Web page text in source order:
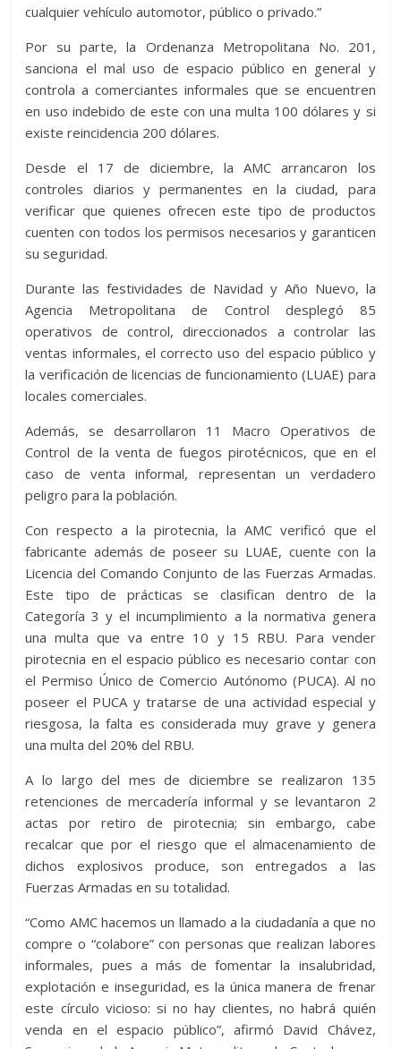
cualquier vehículo automotor, público o privado.”
Por su parte, la Ordenanza Metropolitana No. 201,
sanciona el mal uso de espacio público en general y
controla a comerciantes informales que se encuentren
en uso indebido de este con una multa 100 dólares y si
existe reincidencia 200 dólares.
Desde el 17 de diciembre, la AMC arrancaron los
controles diarios y permanentes en la ciudad, para
verificar que quienes ofrecen este tipo de productos
cuenten con todos los permisos necesarios y garanticen
su seguridad.
Durante las festividades de Navidad y Año Nuevo, la
Agencia Metropolitana de Control desplegó 85
operativos de control, direccionados a controlar las
ventas informales, el correcto uso del espacio público y
la verificación de licencias de funcionamiento (LUAE) para
locales comerciales.
Además, se desarrollaron 11 Macro Operativos de
Control de la venta de fuegos pirotécnicos, que en el
caso de venta informal, representan un verdadero
peligro para la población.
Con respecto a la pirotecnia, la AMC verificó que el
fabricante además de poseer su LUAE, cuente con la
Licencia del Comando Conjunto de las Fuerzas Armadas.
Este tipo de prácticas se clasifican dentro de la
Categoría 3 y el incumplimiento a la normativa genera
una multa que va entre 10 y 15 RBU. Para vender
pirotecnia en el espacio público es necesario contar con
el Permiso Único de Comercio Autónomo (PUCA). Al no
poseer el PUCA y tratarse de una actividad especial y
riesgosa, la falta es considerada muy grave y genera
una multa del 20% del RBU.
A lo largo del mes de diciembre se realizaron 135
retenciones de mercadería informal y se levantaron 2
actas por retiro de pirotecnia; sin embargo, cabe
recalcar que por el riesgo que el almacenamiento de
dichos explosivos produce, son entregados a las
Fuerzas Armadas en su totalidad.
“Como AMC hacemos un llamado a la ciudadanía a que no
compre o “colabore” con personas que realizan labores
informales, pues a más de fomentar la insalubridad,
explotación e inseguridad, es la única manera de frenar
este círculo vicioso: si no hay clientes, no habrá quién
venda en el espacio público”, afirmó David Chávez,